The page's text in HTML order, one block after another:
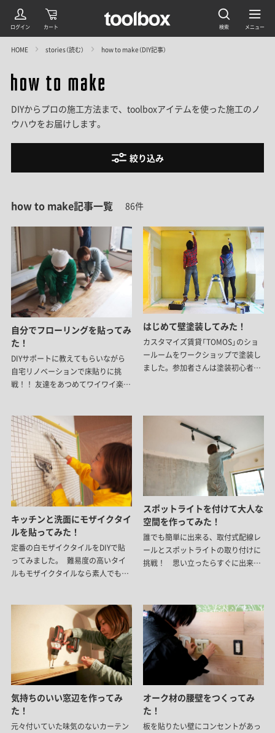
HOME stories（読む） how to make（DIY記事）
DIYからプロの施工方法まで、toolboxアイテムを使った施工のノ
ウハウをお届けします。
絞り込み
how to make記事一覧 86件
自分でフローリングを貼ってみ
た！
DIYサポートに教えてもらいながら
自宅リノベーションで床貼りに挑
戦！！ 友達をあつめてワイワイ楽し
はじめて壁塗装してみた！
カスタマイズ賃貸「TOMOS」のショ
ールームをワークショップで塗装し
ました。参加者さんは塗装初心者さ
キッチンと洗面にモザイクタイ
ルを貼ってみた！
定番の白モザイクタイルをDIYで貼
ってみました。 難易度の高いタイ
ルもモザイクタイルなら素人でも
スポットライトを付けて大人な
空間を作ってみた！
誰でも簡単に出来る、取付式配線レ
ールとスポットライトの取り付けに
挑戦！ 思い立ったらすぐに出来て
気持ちのいい窓辺を作ってみ
た！
元々付いていた味気のないカーテン
オーク材の腰壁をつくってみ
た！
板を貼りたい壁にコンセントがあっ